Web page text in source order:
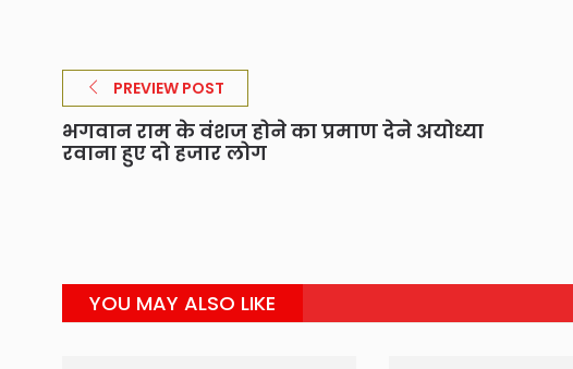
PREVIEW POST
भगवान राम के वंशज होने का प्रमाण देने अयोध्या
रवाना हुए दो हजार लोग
YOU MAY ALSO LIKE